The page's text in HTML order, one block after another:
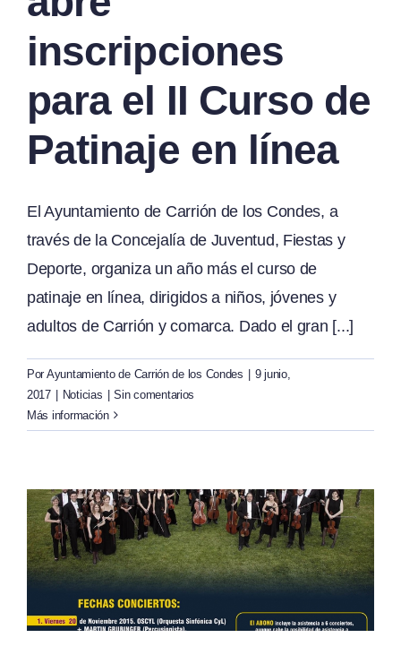
inscripciones
para el II Curso de
Patinaje en línea
El Ayuntamiento de Carrión de los Condes, a
través de la Concejalía de Juventud, Fiestas y
Deporte, organiza un año más el curso de
patinaje en línea, dirigidos a niños, jóvenes y
adultos de Carrión y comarca. Dado el gran [...]
Por Ayuntamiento de Carrión de los Condes
9 junio,
2017
Noticias
Sin comentarios
Más información